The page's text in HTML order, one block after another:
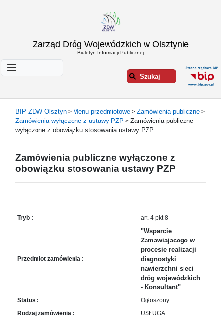
Zarząd Dróg Wojewódzkich w Olsztynie
Biuletyn Informacji Publicznej
Szukaj
Informacje
o
drogach
raporty
komunikacji
sprawę
ZDW
publiczne
BIP ZDW Olsztyn > Menu przedmiotowe > Zamówienia publiczne >
Zamówienia wyłączone z ustawy PZP > Zamówienia publiczne
wyłączone z obowiązku stosowania ustawy PZP
Zamówienia publiczne wyłączone z
obowiązku stosowania ustawy PZP
Tryb : art. 4 pkt 8
Przedmiot zamówienia :
"Wsparcie
Zamawiajacego w
procesie realizacji
diagnostyki
nawierzchni sieci
dróg wojewódzkich
- Konsultant"
Status :
Ogłoszony
Rodzaj zamówienia :
USŁUGA